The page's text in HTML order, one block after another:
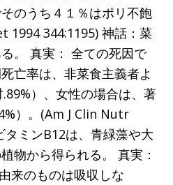
のうち４１％はポリ不飽
1994 344:1195) 神話：菜
。 真実： 全ての死因で
亡率は、非菜食主義者よ
）、女性の場合は、著
）。(Am J Clin Nutr
タミンB12は、青緑藻や大
物から得られる。 真実：
来のものは吸収しな